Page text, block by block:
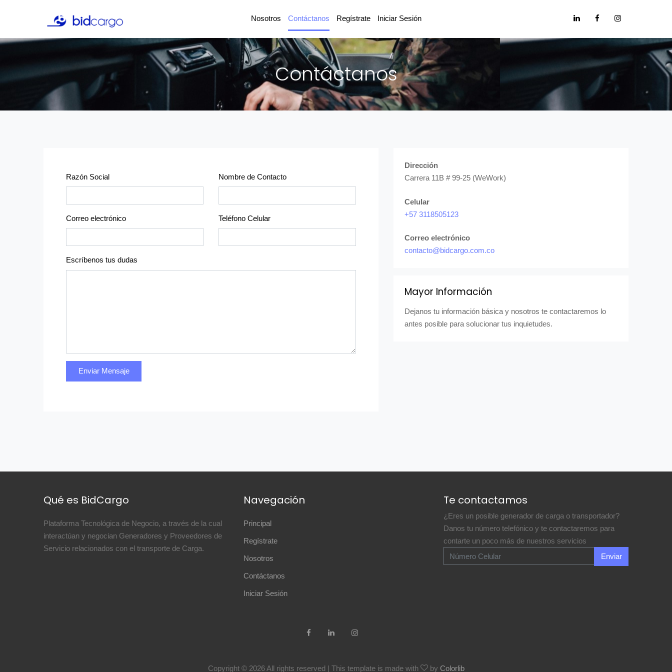
Nosotros Contáctanos Regístrate Iniciar Sesión
Contáctanos
Razón Social Nombre de Contacto
Correo electrónico Teléfono Celular
Escríbenos tus dudas
Dirección
Carrera 11B # 99-25 (WeWork)
Celular
+57 3118505123
Correo electrónico
contacto@bidcargo.com.co
Mayor Información
Dejanos tu información básica y nosotros te contactaremos lo
antes posible para solucionar tus inquietudes.
Qué es BidCargo
Plataforma Tecnológica de Negocio, a través de la cual
interactúan y negocian Generadores y Proveedores de
Servicio relacionados con el transporte de Carga.
Navegación
Principal
Regístrate
Nosotros
Contáctanos
Iniciar Sesión
Te contactamos
¿Eres un posible generador de carga o transportador?
Danos tu número telefónico y te contactaremos para
contarte un poco más de nuestros servicios
Enviar
Copyright © 2026 All rights reserved | This template is made with by Colorlib